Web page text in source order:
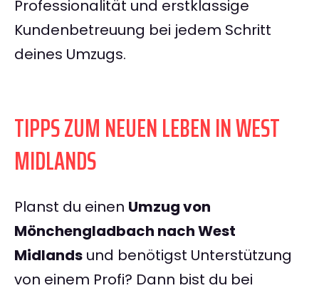
Professionalität und erstklassige
Kundenbetreuung bei jedem Schritt
deines Umzugs.
TIPPS ZUM NEUEN LEBEN IN WEST
MIDLANDS
Planst du einen Umzug von
Mönchengladbach nach West
Midlands und benötigst Unterstützung
von einem Profi? Dann bist du bei